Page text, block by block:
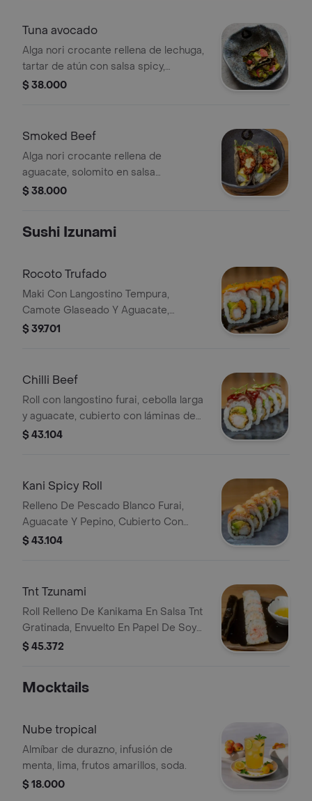
Tuna avocado
Alga nori crocante rellena de lechuga,
tartar de atún con salsa spicy,
decorado con mayo aguacate y
$ 38.000
Smoked Beef
Alga nori crocante rellena de
aguacate, solomito en salsa
anticuchera, terminado con ají criollo
$ 38.000
Sushi Izunami
Rocoto Trufado
Maki Con Langostino Tempura,
Camote Glaseado Y Aguacate,
Cubierto Con Laminas De Atun Y
$ 39.701
Chilli Beef
Roll con langostino furai, cebolla larga
y aguacate, cubierto con láminas de
solomito en salsa anticuchera y ají
$ 43.104
Kani Spicy Roll
Relleno De Pescado Blanco Furai,
Aguacate Y Pepino, Cubierto Con
Tartar De Cangrejo Spicy Y Decorado
$ 43.104
Tnt Tzunami
Roll Relleno De Kanikama En Salsa Tnt
Gratinada, Envuelto En Papel De Soya,
Acompanado De Mantequilla Trufada.
$ 45.372
Mocktails
Nube tropical
Almíbar de durazno, infusión de
menta, lima, frutos amarillos, soda.
$ 18.000